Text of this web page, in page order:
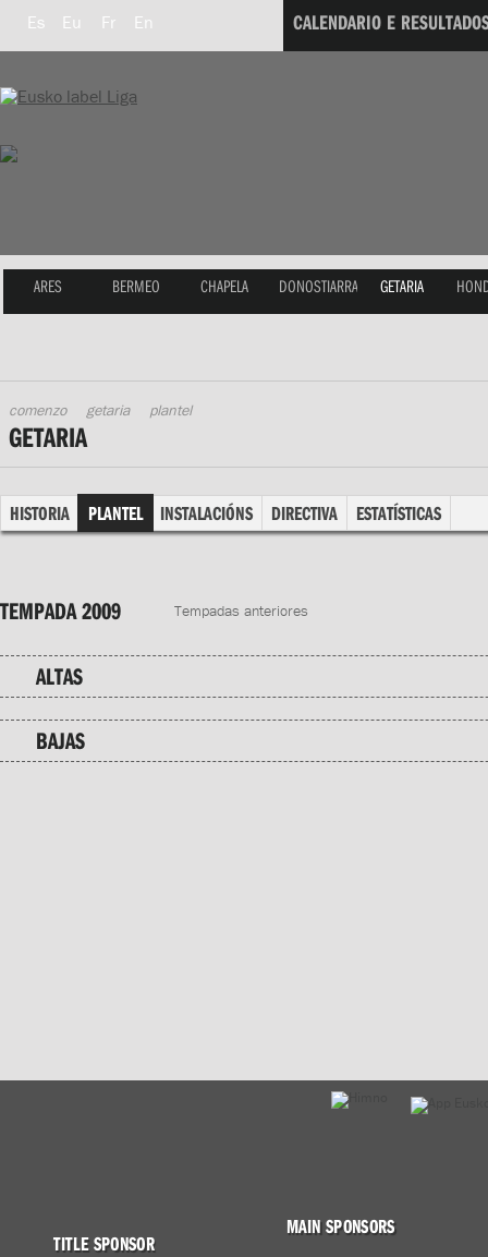
Es Eu Fr En CALENDARIO E
ARES BERMEO CHAPELA DONOSTIARRA GETARIA
comenzo getaria plantel
GETARIA
HISTORIA PLANTEL INSTALACIÓNS DIRECTIVA ESTATÍSTICAS
TEMPADA 2009 Tempadas anteriores
ALTAS
BAJAS
TITLE SPONSOR
MAIN SPONSORS